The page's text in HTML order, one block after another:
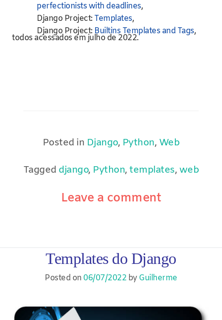
perfectionists with deadlines,
Django Project: Templates,
Django Project: Builtins Templates and Tags,
todos acessados em julho de 2022.
Posted in Django, Python, Web
Tagged django, Python,templates,web
Leave a comment
Templates do Django
Posted on 06/07/2022 byGuilherme